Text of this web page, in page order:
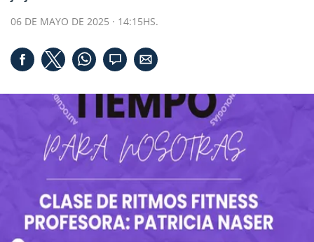
06 DE MAYO DE 2025 · 14:15HS.